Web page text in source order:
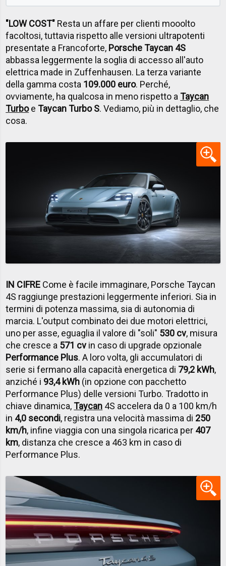
"LOW COST" Resta un affare per clienti mooolto
facoltosi, tuttavia rispetto alle versioni ultrapotenti
presentate a Francoforte, Porsche Taycan 4S
abbassa leggermente la soglia di accesso all'auto
elettrica made in Zuffenhausen. La terza variante
della gamma costa 109.000 euro. Perché,
ovviamente, ha qualcosa in meno rispetto aTaycan
TurboeTaycan Turbo S. Vediamo, più in dettaglio, che
cosa.
IN CIFRE Come è facile immaginare, Porsche Taycan
4S raggiunge prestazioni leggermente inferiori. Sia in
termini di potenza massima, sia di autonomia di
marcia. L'output combinato dei due motori elettrici,
uno per asse, eguaglia il valore di "soli" 530 cv, misura
che cresce a 571 cvin caso di upgrade opzionale
Performance Plus. A loro volta, gli accumulatori di
serie si fermano alla capacità energetica di 79,2 kWh,
anziché i 93,4 kWh (in opzione con pacchetto
Performance Plus) delle versioni Turbo. Tradotto in
chiave dinamica,Taycan 4S accelera da 0 a 100 km/h
in 4,0 secondi, registra una velocità massima di 250
km/h, infine viaggia con una singola ricarica per 407
km, distanza che cresce a 463 km in caso di
Performance Plus.